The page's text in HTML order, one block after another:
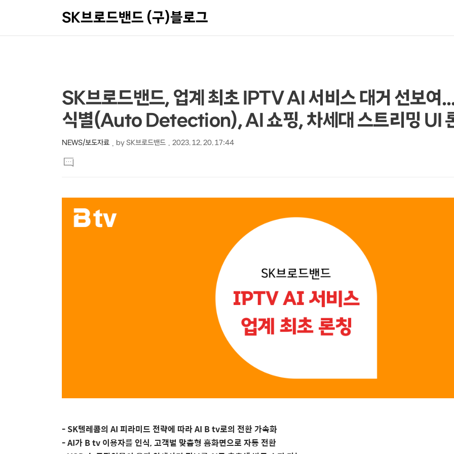
SK브로드밴드 (구)블로그
상
세
컨
텐
츠
본
문
제
SK브로드밴드, 업계 최초 IPTV AI 서비스 대거 선보여
식별(Auto Detection), AI 쇼핑, 차세대 스트리밍 UI
NEWS/보도자료 by SK브로드밴드 2023. 12. 20. 17:44
문
댓
글
- SK텔레콤의 AI 피라미드 전략에 따라AI B tv로의 전환 가속화
- AI가 B tv 이용자를 인식, 고객별 맞춤형 홈화면으로 자동 전환